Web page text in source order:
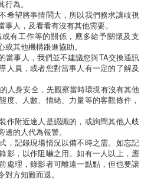
為。
希望將事情鬧大，所以我們務求讓歧視
人，及看看有沒有其他需要。
有工作等的關係，應多給予關懷及支
其他機構跟進協助。
當事人，我們並不建議您與TA交換通訊
人員，或者您對當事人有一定的了解及
人身安全，先觀察當時環境有沒有其他
度、人數、情緒、力量等的客觀條件，
作附近途人是認識的，或詢問其他人歧
的人代為報警。
，記錄現場情況以備不時之需。如忘記
影，以作阻嚇之用。如有一人以上，應
處理，錄影者可離遠一點點，但也要讓
方知難而退。